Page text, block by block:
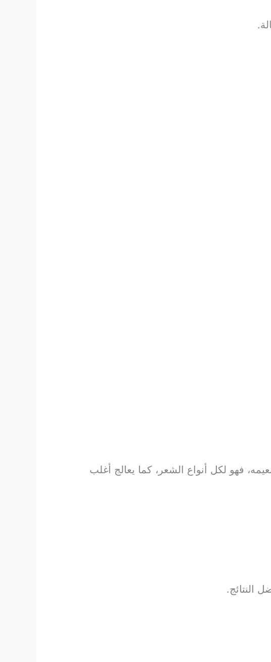
فهو لكل أنواع الشعر، كما يعالج أغلب
النتائج.